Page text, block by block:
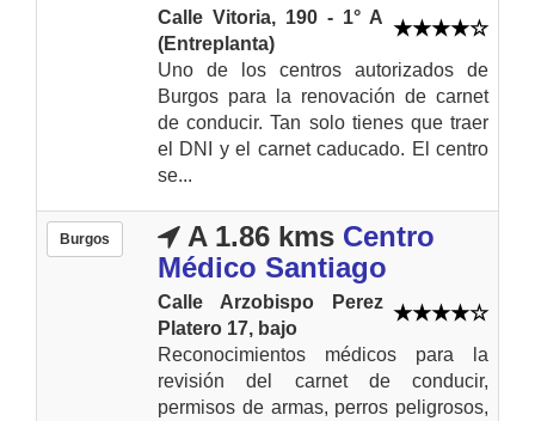
Calle Vitoria, 190 - 1° A
(Entreplanta)
Uno de los centros autorizados de
Burgos para la renovación de carnet
de conducir. Tan solo tienes que traer
el DNI y el carnet caducado. El centro
se...
Burgos A 1.86 kms Centro
Médico Santiago
Calle Arzobispo Perez
Platero 17, bajo
Reconocimientos médicos para la
revisión del carnet de conducir,
permisos de armas, perros peligrosos,